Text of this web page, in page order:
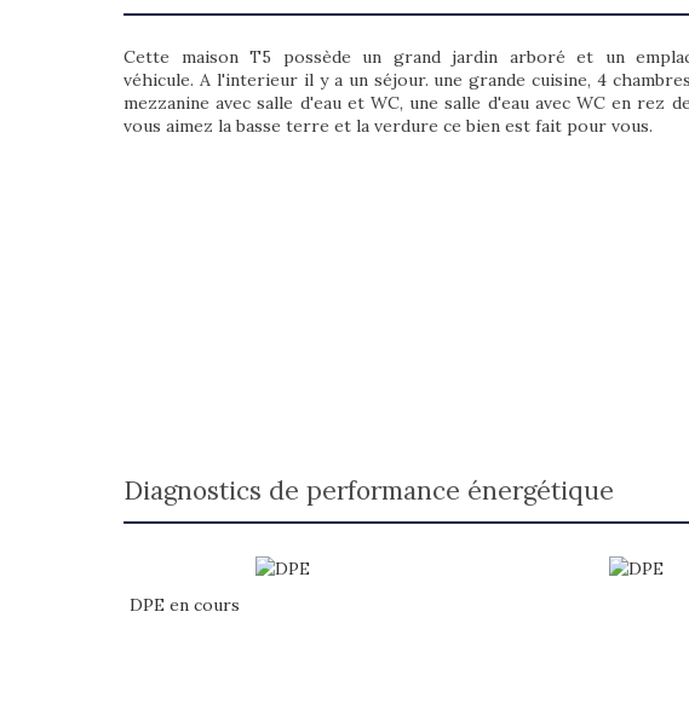
Cette maison T5 possède un grand jardin arboré et un
véhicule. A l'interieur il y a un séjour. une grande cuisine, 4
mezzanine avec salle d'eau et WC, une salle d'eau avec WC en rez
vous aimez la basse terre et la verdure ce bien est fait pour vous.
diagnostics de performance énergétique
DPE en cours